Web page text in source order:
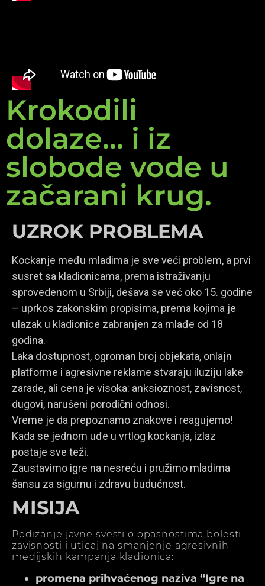
Krokodili
dolaze... i iz
slobode vode u
začarani krug.
UZROK PROBLEMA
Kockanje među mladima je sve veći problem, a prvi
susret sa kladionicama, prema istraživanju
sprovedenom u Srbiji, dešava se već oko 15. godine
– uprkos zakonskim propisima, prema kojima je
ulazak u kladionice zabranjen za mlađe od 18
godina.
Laka dostupnost, ogroman broj objekata, onlajn
platforme i agresivne reklame stvaraju iluziju lake
zarade, ali cena je visoka: anksioznost, zavisnost,
dugovi, narušeni porodični odnosi.
Vreme je da prepoznamo znakove i reagujemo!
Kada se jednom uđe u vrtlog kockanja, izlaz
postaje sve teži.
Zaustavimo igre na nesreću i pružimo mladima
šansu za sigurnu i zdravu budućnost.
MISIJA
Podizanje javne svesti o opasnostima bolesti
zavisnosti i uticaj na smanjenje agresivnih
medijskih kampanja kladionica:
promena prihvaćenog naziva “Igre na